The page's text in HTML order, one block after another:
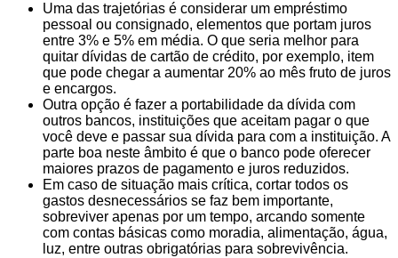
Uma das trajetórias é considerar um empréstimo
pessoal ou consignado, elementos que portam juros
entre 3% e 5% em média. O que seria melhor para
quitar dívidas de cartão de crédito, por exemplo, item
que pode chegar a aumentar 20% ao mês fruto de juros
e encargos.
Outra opção é fazer a portabilidade da dívida com
outros bancos, instituições que aceitam pagar o que
você deve e passar sua dívida para com a instituição. A
parte boa neste âmbito é que o banco pode oferecer
maiores prazos de pagamento e juros reduzidos.
Em caso de situação mais crítica, cortar todos os
gastos desnecessários se faz bem importante,
sobreviver apenas por um tempo, arcando somente
com contas básicas como moradia, alimentação, água,
luz, entre outras obrigatórias para sobrevivência.